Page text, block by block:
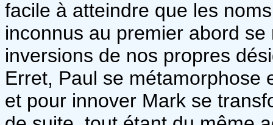
facile à atteindre que les
inconnus au premier abord
inversions de nos propres
Erret, Paul se métamorphose
et pour innover Mark se